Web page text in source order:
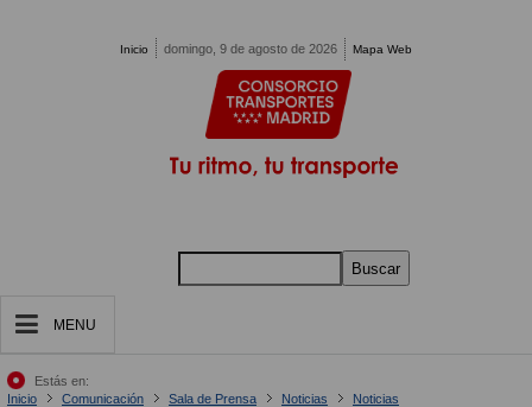
Inicio domingo, 9 de agosto de 2026 Mapa Web
Buscar
MENU
Estás en:
Inicio
Comunicación Sala de Prensa Noticias
Noticias